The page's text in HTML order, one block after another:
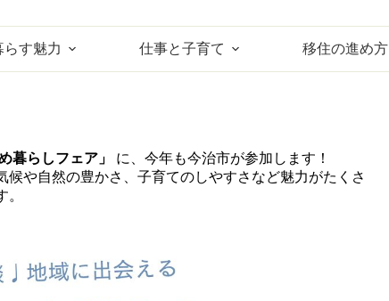
らす魅力 仕事と子育て 移住の進め方
暮らしフェア」
に、今年も今治市が参加します！
や自然の豊かさ、子育てのしやすさなど魅力がたくさ